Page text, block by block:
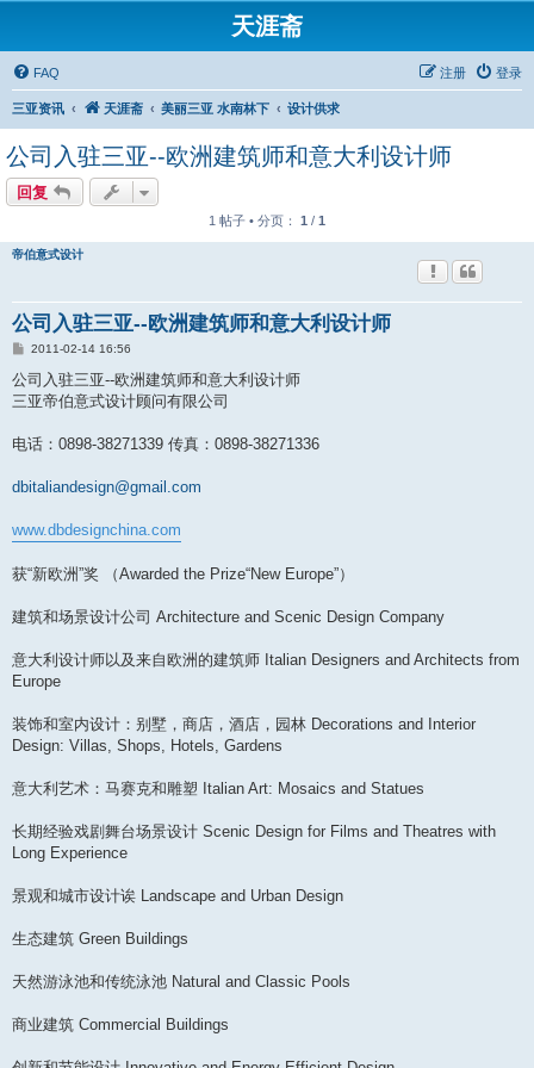
天涯斋
FAQ 登录
注册
三亚资讯 天涯斋 美丽三亚 水南林下 设计供求
公司入驻三亚--欧洲建筑师和意大利设计师
回复
1 帖子 • 分页： 1 / 1
帝伯意式设计
公司入驻三亚--欧洲建筑师和意大利设计师
帖
2011-02-14 16:56
公司入驻三亚--欧洲建筑师和意大利设计师
三亚帝伯意式设计顾问有限公司
电话：0898-38271339 传真：0898-38271336
dbitaliandesign@gmail.com
www.dbdesignchina.com
获“新欧洲”奖 （Awarded the Prize“New Europe”）
建筑和场景设计公司 Architecture and Scenic Design Company
意大利设计师以及来自欧洲的建筑师 Italian Designers and Architects from
Europe
装饰和室内设计：别墅，商店，酒店，园林 Decorations and Interior
Design: Villas, Shops, Hotels, Gardens
意大利艺术：马赛克和雕塑 Italian Art: Mosaics and Statues
长期经验戏剧舞台场景设计 Scenic Design for Films and Theatres with
Long Experience
景观和城市设计诶 Landscape and Urban Design
生态建筑 Green Buildings
天然游泳池和传统泳池 Natural and Classic Pools
商业建筑 Commercial Buildings